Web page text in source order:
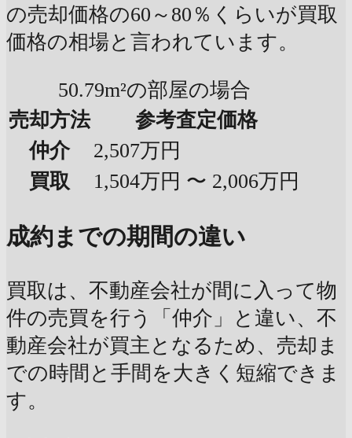
の売却価格の60～80％くらいが買取
価格の相場と言われています。
50.79m²の部屋の場合
売却方法
参考査定価格
仲介
2,507万円
買取
1,504万円 〜 2,006万円
成約までの期間の違い
買取は、不動産会社が間に入って物
件の売買を行う「仲介」と違い、不
動産会社が買主となるため、売却ま
での時間と手間を大きく短縮できま
す。